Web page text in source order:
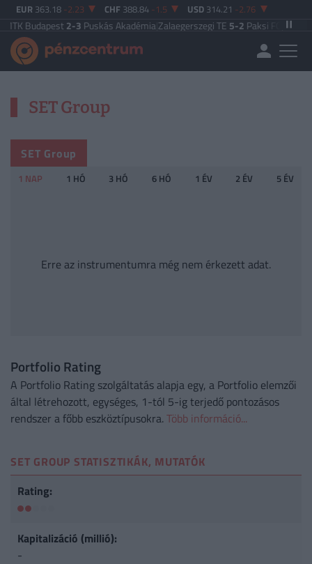
EUR 363.18 -2.23 CHF 388.84 -1.5 USD 314.21 -2.76
Budapest2-3Puskás Akadémia|Zalaegerszegi TE5-2Paksi FC|
SET Group
SET Group
1 NAP 1 HÓ 3 HÓ 6 HÓ 1 ÉV 2 ÉV 5 ÉV
Erre az instrumentumra még nem érkezett adat.
Portfolio Rating
A Portfolio Rating szolgáltatás alapja egy, a Portfolio elemzői
által létrehozott, egységes, 1-tól 5-ig terjedő pontozásos
rendszer a főbb eszköztípusokra.Több információ...
SET GROUP STATISZTIKÁK, MUTATÓK
Rating:
Kapitalizáció (millió):
-